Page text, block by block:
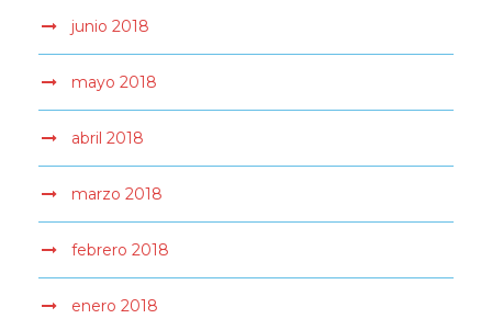
junio 2018
mayo 2018
abril 2018
marzo 2018
febrero 2018
enero 2018